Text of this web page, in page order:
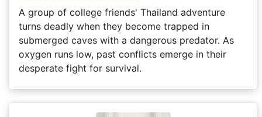
A group of college friends' Thailand adventure
turns deadly when they become trapped in
submerged caves with a dangerous predator. As
oxygen runs low, past conflicts emerge in their
desperate fight for survival.